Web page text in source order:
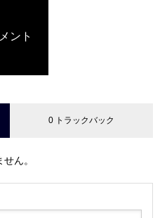
ント
0 トラックバック
ん。